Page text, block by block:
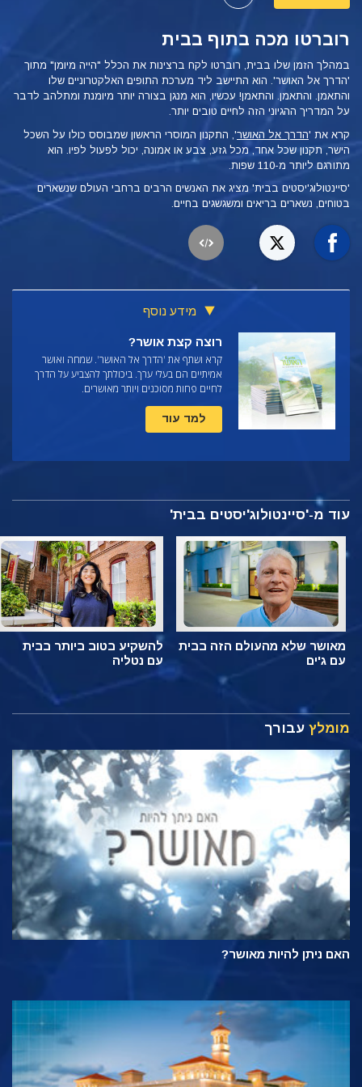
רוברטו מכה בתוף בבית
במהלך הזמן שלו בבית, רוברטו לקח ברצינות את הכלל "הייה מיומן" מתוך
'הדרך אל האושר'. הוא התיישב ליד מערכת התופים האלקטרוניים שלו
והתאמן. והתאמן. והתאמן! עכשיו, הוא מנגן בצורה יותר מיומנת ומתלהב לדבר
על המדריך ההגיוני הזה לחיים טובים יותר.
קרא את 'הדרך אל האושר', התקנון המוסרי הראשון שמבוסס כולו על השכל
הישר, תקנון שכל אחד, מכל גזע, צבע או אמונה, יכול לפעול לפיו. הוא
מתורגם ליותר מ-110 שפות.
'סיינטולוג'יסטים בבית' מציג את האנשים הרבים ברחבי העולם שנשארים
בטוחים, נשארים בריאים ומשגשגים בחיים.
מידע נוסף
רוצה קצת אושר?
קרא ושתף את'הדרך אל האושר'. שמחה ואושר
אמיתיים הם בעלי ערך. ביכולתך להצביע על הדרך
לחיים פחות מסוכנים ויותר מאושרים.
למד עוד
עוד מ-'סיינטולוג'יסטים בבית'
מאושר שלא מהעולם הזה בבית
עם ג'ים
להשקיע בטוב ביותר בבית
עם נטליה
מומלץ עבורך
האם ניתן להיות מאושר?